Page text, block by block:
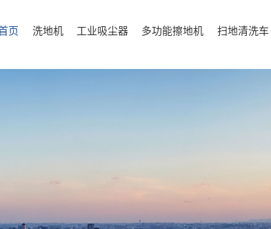
页 洗地机 工业吸尘器 多功能擦地机 扫地清洗车